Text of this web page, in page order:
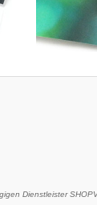
Dienstleister